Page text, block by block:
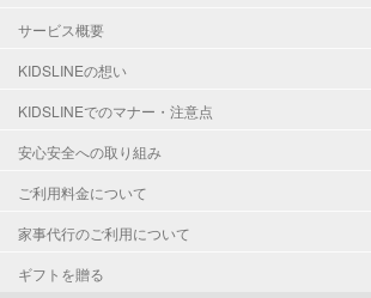
サービス概要
KIDSLINEの想い
KIDSLINEでのマナー・注意点
安心安全への取り組み
ご利用料金について
家事代行のご利用について
ギフトを贈る